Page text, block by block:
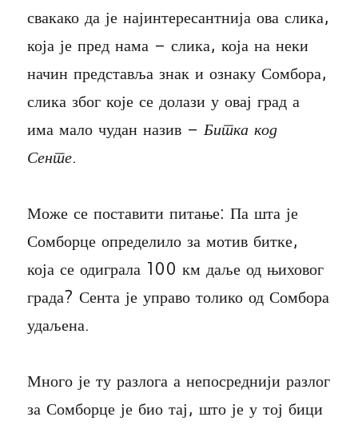
свакако да је најинтересантнија ова слика,
која је пред нама – слика, која на неки
начин представља знак и ознаку Сомбора,
слика због које се долази у овај град а
има мало чудан назив – Битка код
Сенте.
Може се поставити питање: Па шта је
Сомборце определило за мотив битке,
која се одиграла 100 км даље од њиховог
града? Сента је управо толико од Сомбора
удаљена.
Много је ту разлога а непосреднији разлог
за Сомборце је био тај, што је у тој бици